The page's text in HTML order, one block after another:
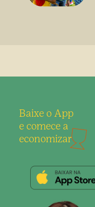
Baixe o App
e comece a
economizar